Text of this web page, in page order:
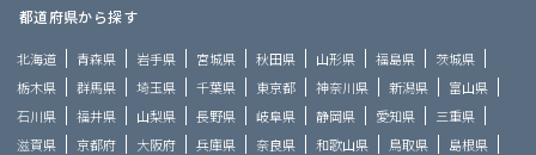
都道府県から探す
北海道 青森県 岩手県 宮城県 秋田県 山形県 福島県
茨城県
栃木県
群馬県 埼玉県 千葉県 東京都 神奈川県 新潟県
富山県
石川県
福井県 山梨県 長野県 岐阜県 静岡県 愛知県
三重県
滋賀県
京都府 大阪府 兵庫県 奈良県 和歌山県 鳥取県
島根県